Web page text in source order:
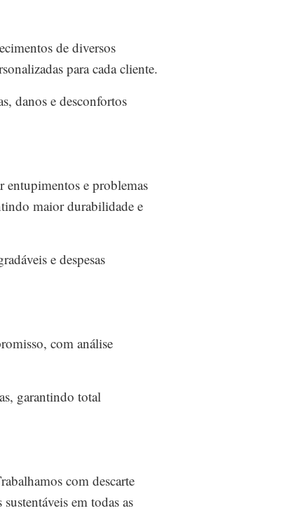
de diversos
para cada cliente.
danos e desconfortos
entupimentos e problemas
maior durabilidade e
e despesas
com análise
garantindo total
com descarte
em todas as